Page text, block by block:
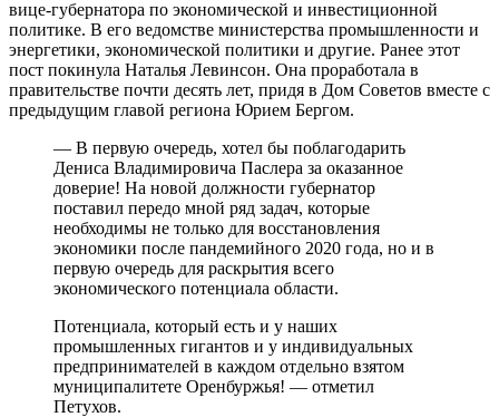
вице-губернатора по экономической и инвестиционной
политике. В его ведомстве министерства промышленности и
энергетики, экономической политики и другие. Ранее этот
пост покинула Наталья Левинсон. Она проработала в
правительстве почти десять лет, придя в Дом Советов вместе с
предыдущим главой региона Юрием Бергом.
— В первую очередь, хотел бы поблагодарить
Дениса Владимировича Паслера за оказанное
доверие! На новой должности губернатор
поставил передо мной ряд задач, которые
необходимы не только для восстановления
экономики после пандемийного 2020 года, но и в
первую очередь для раскрытия всего
экономического потенциала области.
Потенциала, который есть и у наших
промышленных гигантов и у индивидуальных
предпринимателей в каждом отдельно взятом
муниципалитете Оренбуржья! — отметил
Петухов.